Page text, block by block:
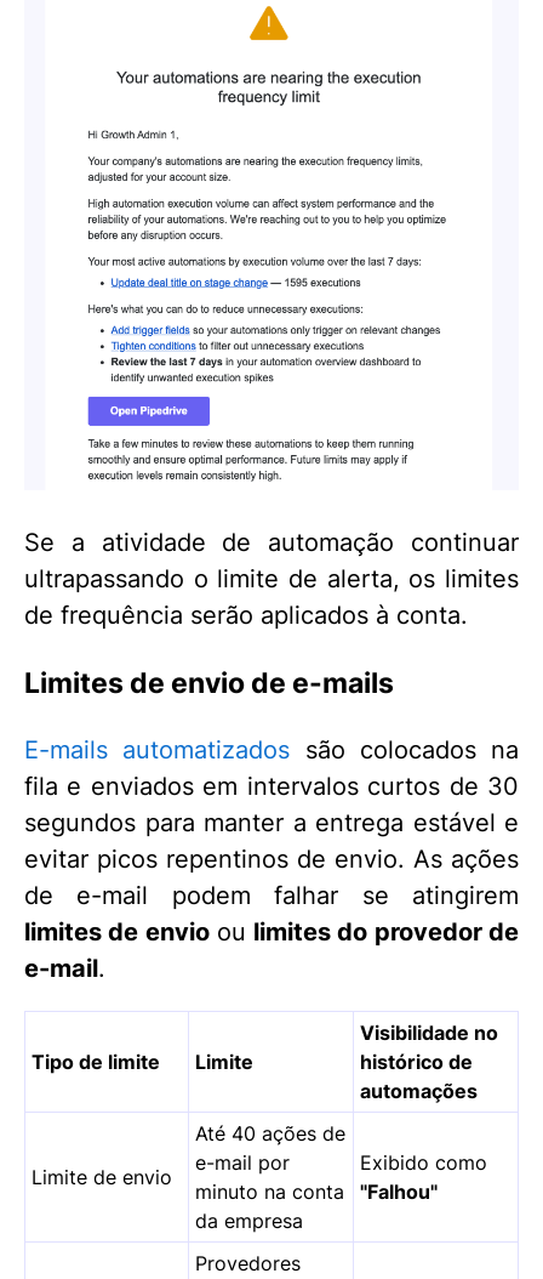
Se a atividade de automação continuar
ultrapassando o limite de alerta, os limites
de frequência serão aplicados à conta.
Limites de envio de e-mails
E-mails automatizados são colocados na
fila e enviados em intervalos curtos de 30
segundos para manter a entrega estável e
evitar picos repentinos de envio. As ações
de e-mail podem falhar se atingirem
limites de envioou limites do provedor de
e-mail.
Tipo de limite Limite
Visibilidade no
histórico de
automações
Limite de envio
Até 40 ações de
e-mail por
minuto na conta
da empresa
Exibido como
"Falhou"
Provedores